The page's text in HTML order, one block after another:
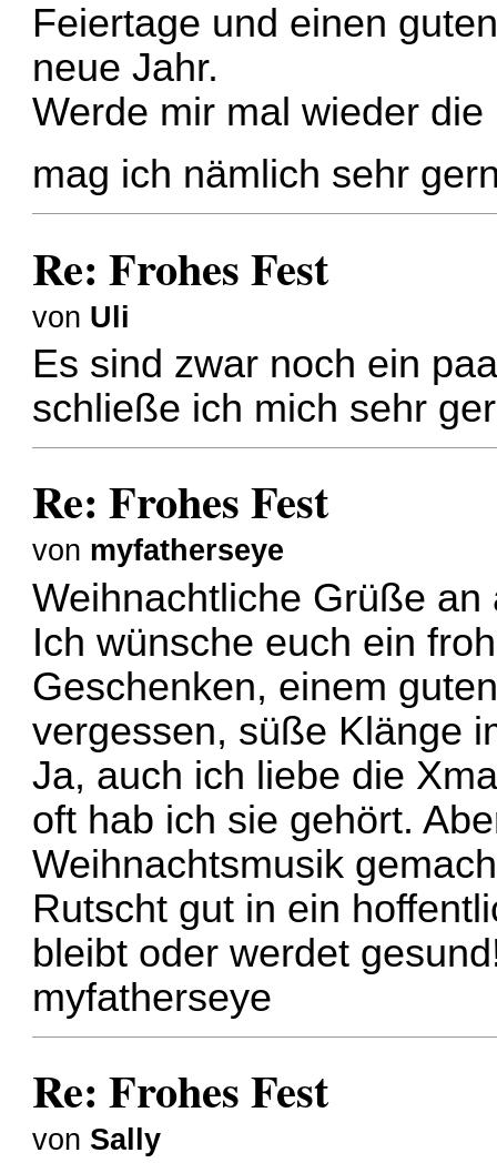
Feiertage und einen
neue Jahr.
Werde mir mal wieder
mag ich nämlich sehr
Re: Frohes Fest
von Uli
Es sind zwar noch ein
schließe ich mich sehr
Re: Frohes Fest
von myfatherseye
Weihnachtliche Grüße
Ich wünsche euch ein
Geschenken, einem
vergessen, süße Klänge
Ja, auch ich liebe die
oft hab ich sie gehört.
Weihnachtsmusik
Rutscht gut in ein
bleibt oder werdet
myfatherseye
Re: Frohes Fest
von Sally